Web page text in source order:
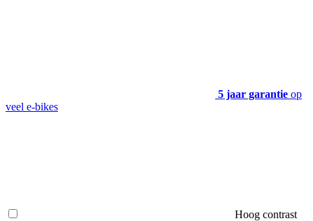
5 jaar garantie op
veel e-bikes
Hoog contrast